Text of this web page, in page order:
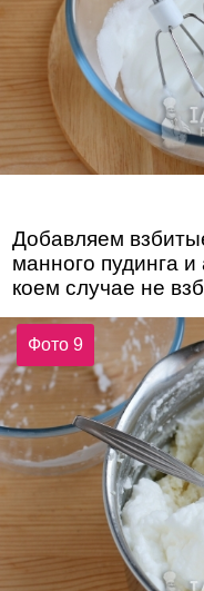
Добавляем
манного пудинга
коем случае не
Фото 9